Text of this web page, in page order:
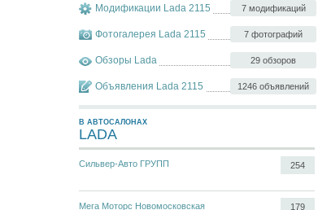
7 модификаций
Модификации Lada 2115
7 фотографий
Фотогалерея Lada 2115
29 обзоров
Обзоры Lada
1246 объявлений
Объявления Lada 2115
В АВТОСАЛОНАХ
LADA
Сильвер-Авто ГРУПП 254
Мега Моторс Новомосковская
179